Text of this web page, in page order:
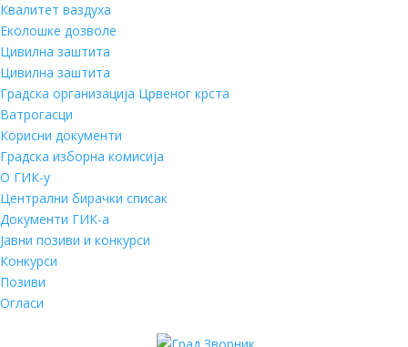
Квалитет ваздуха
Еколошке дозволе
Цивилна заштита
Цивилна заштита
Градска организација Црвеног крста
Ватрогасци
Корисни документи
Градска изборна комисија
О ГИК-у
Централни бирачки списак
Документи ГИК-а
Јавни позиви и конкурси
Конкурси
Позиви
Огласи